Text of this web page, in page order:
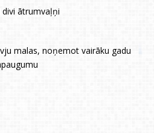
divi ātrumvaļņi
malas, noņemot vairāku gadu